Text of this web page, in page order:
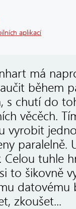
aplikací
má
během
s chutí do
věcěch.
vyrobit
paralelně.
Celou tuhle
to šikovně
datovému
zkoušet...